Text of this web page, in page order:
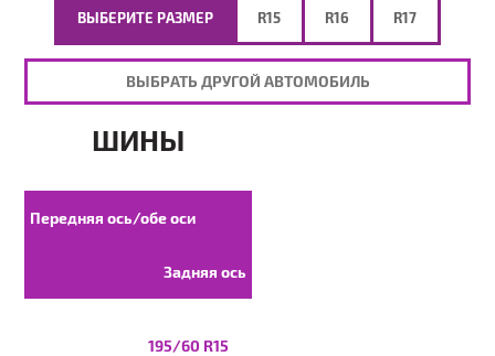
ВЫБЕРИТЕ РАЗМЕР R15 R16 R17
ВЫБРАТЬ ДРУГОЙ АВТОМОБИЛЬ
ШИНЫ
Передняя ось/обе оси
Задняя ось
195/60 R15